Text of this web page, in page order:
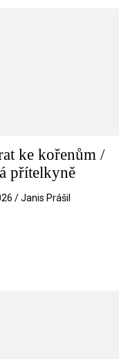
ke kořenům /
přítelkyně
/ Janis Prášil